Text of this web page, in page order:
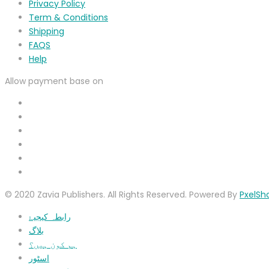
Privacy Policy
Term & Conditions
Shipping
FAQS
Help
Allow payment base on
© 2020 Zavia Publishers. All Rights Reserved. Powered By
رابطہ کیجیۓ
بلاگ
ہم کون ہیں؟
اسٹور